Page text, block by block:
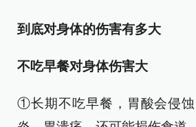
到底对身体的伤害有多大
不吃早餐对身体伤害大
①长期不吃早餐，胃酸会侵